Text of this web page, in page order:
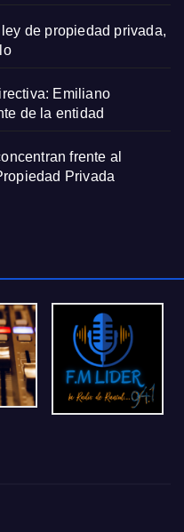
de propiedad privada,
Emiliano
de la entidad
frente al
Privada